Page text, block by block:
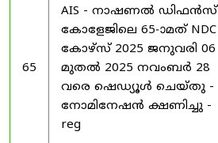
65
AIS - നാഷണൽ ഡിഫൻസ്
കോളേജിലെ 65-ാമത് NDC
കോഴ്‌സ് 2025 ജനുവരി 06
മുതൽ 2025 നവംബർ 28
വരെ ഷെഡ്യൂൾ ചെയ്‌തു -
നോമിനേഷൻ ക്ഷണിച്ചു -
reg